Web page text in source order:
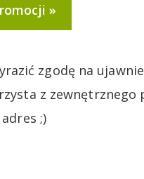
zgodę na
z
;)